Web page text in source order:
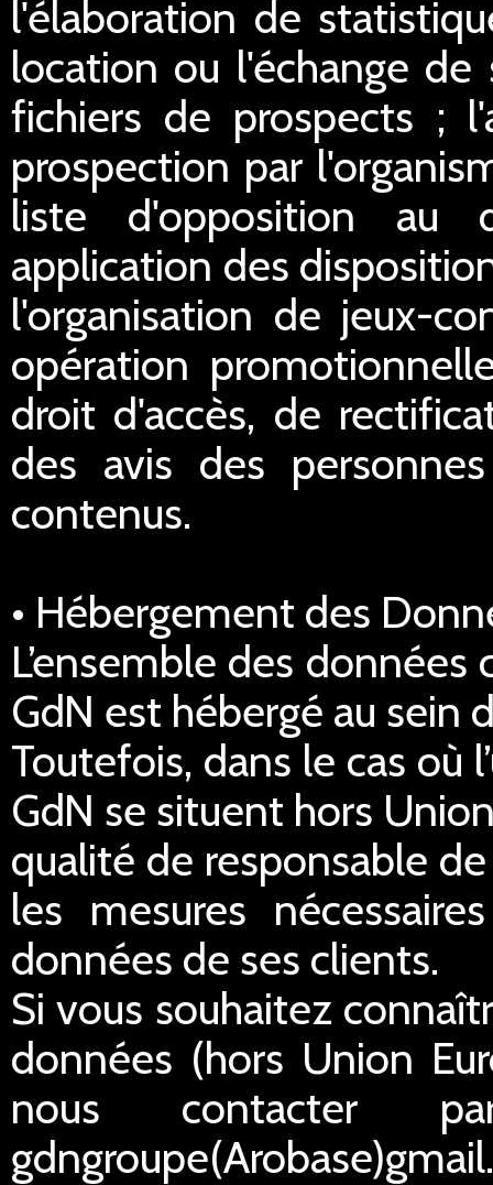
l'élaboration de
location ou l'échange
fichiers de prospects ;
prospection par
liste d'opposition au
application des
l'organisation de jeux-
opération
droit d'accès, de
des avis des
contenus.
• Hébergement des
L’ensemble des
GdN est hébergé au sein
Toutefois, dans le cas où
GdN se situent hors
qualité de responsable
les mesures
données de ses clients.
Si vous souhaitez
données (hors Union
nous contacter